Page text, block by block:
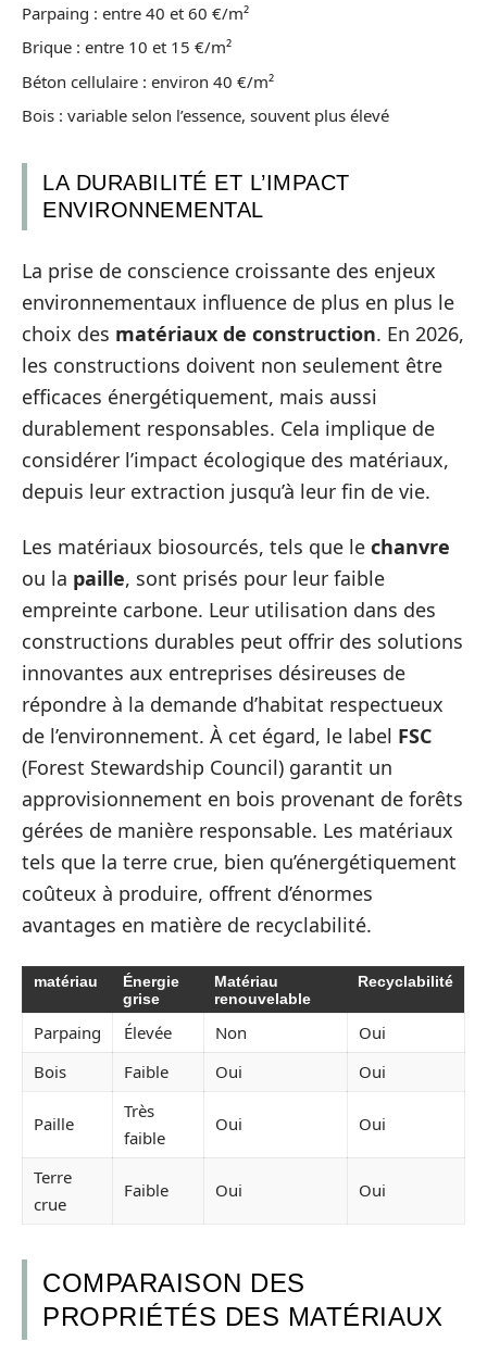
Parpaing : entre 40 et 60 €/m²
Brique : entre 10 et 15 €/m²
Béton cellulaire : environ 40 €/m²
Bois : variable selon l’essence, souvent plus élevé
LA DURABILITÉ ET L’IMPACT
ENVIRONNEMENTAL
La prise de conscience croissante des enjeux
environnementaux influence de plus en plus le
choix des matériaux de construction. En 2026,
les constructions doivent non seulement être
efficaces énergétiquement, mais aussi
durablement responsables. Cela implique de
considérer l’impact écologique des matériaux,
depuis leur extraction jusqu’à leur fin de vie.
Les matériaux biosourcés, tels que le chanvre
ou la paille, sont prisés pour leur faible
empreinte carbone. Leur utilisation dans des
constructions durables peut offrir des solutions
innovantes aux entreprises désireuses de
répondre à la demande d’habitat respectueux
de l’environnement. À cet égard, le label FSC
(Forest Stewardship Council) garantit un
approvisionnement en bois provenant de forêts
gérées de manière responsable. Les matériaux
tels que la terre crue, bien qu’énergétiquement
coûteux à produire, offrent d’énormes
avantages en matière de recyclabilité.
matériau
Énergie
grise
Matériau
renouvelable
Recyclabilité
Parpaing Élevée Non
Oui
Bois
Faible Oui Oui
Paille
Très
faible
Oui Oui
Terre
crue
Faible Oui Oui
COMPARAISON DES
PROPRIÉTÉS DES MATÉRIAUX